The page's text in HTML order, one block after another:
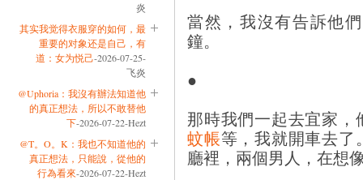
炎
其实我觉得衣服穿的如何，最
重要的对象还是自己，有
道：女为悦己-2026-07-25-
飞炎
@Uphoria：我沒有辦法知道他
的真正想法，所以不敢替他
下-2026-07-22-Hezt
@T。O。K：我也不知道他的
真正想法，只能說，從他的
行為看來-2026-07-22-Hezt
當然，我沒有告訴他
鐘。
●
那時我們一起去宜家，
蚊帳等，我就開車去了
廳裡，兩個男人，在想